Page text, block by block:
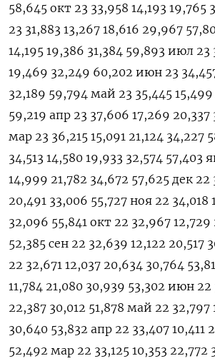
58,645 окт 23 33,958 14,193 19,765
23 31,883 13,267 18,616 29,967
14,195 19,386 31,384 59,893 июл 23
19,469 32,249 60,202 июн 23
32,189 59,794 май 23 35,445
59,219 апр ‌23 37,606 17,269 20,337
мар 23 36,215 15,091 21,124 34,227
34,513 14,580 19,933 32,574 57,403
14,999 21,782 34,672 57,625 дек 22
20,491 33,006 55,727 ноя 22 34,018
32,096 55,841 окт 22 32,967
52,385 сен 22 32,639 12,122 20,517
22 32,671 12,037 20,634 30,764
11,784 21,080 30,939 53,302 июн 22
22,387 30,012 51,878 май 22 32,797
30,640 53,832 апр 22 33,407 10,411
52,492 мар 22 33,125 10,353